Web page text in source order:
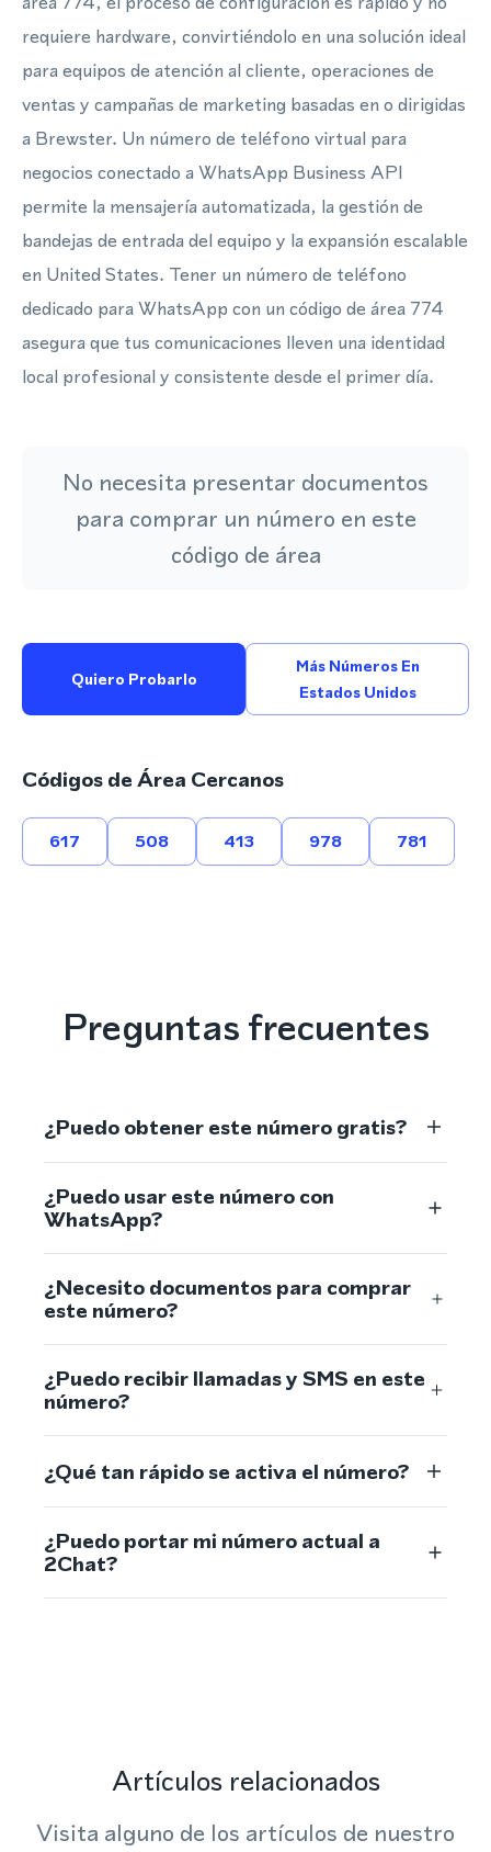
requiere hardware, convirtiéndolo en una solución ideal
para equipos de atención al cliente, operaciones de
ventas y campañas de marketing basadas en o dirigidas
a Brewster. Un número de teléfono virtual para
negocios conectado a WhatsApp Business API
permite la mensajería automatizada, la gestión de
bandejas de entrada del equipo y la expansión escalable
en United States. Tener un número de teléfono
dedicado para WhatsApp con un código de área 774
asegura que tus comunicaciones lleven una identidad
local profesional y consistente desde el primer día.
No necesita presentar documentos
para comprar un número en este
código de área
Quiero Probarlo
Más Números En
Estados Unidos
Códigos de Área Cercanos
617 508 413 978 781
Preguntas frecuentes
¿Puedo obtener este número gratis?
¿Puedo usar este número con
WhatsApp?
¿Necesito documentos para comprar
este número?
¿Puedo recibir llamadas y SMS en este
número?
¿Qué tan rápido se activa el número?
¿Puedo portar mi número actual a
2Chat?
Artículos relacionados
Visita alguno de los artículos de nuestro